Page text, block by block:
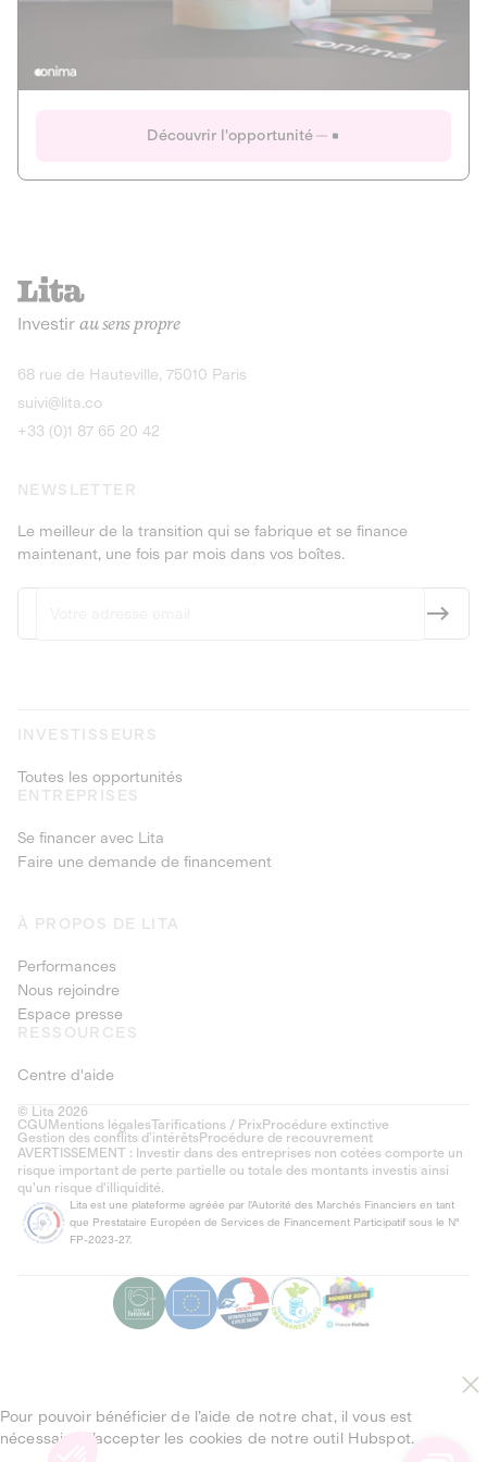
IR 50% JEIR
Découvrir l'opportunité
Ouverture imminente
Onima
CAPITAL INVESTISSEMENT MIEUX MANGER
AGRICULTURE ET ALIMENTATION
Actions
Gain potentiel
Découvrir l'opportunité
Investir au sens propre
68 rue de Hauteville, 75010 Paris
suivi@lita.co
+33 (0)1 87 65 20 42
NEWSLETTER
Le meilleur de la transition qui se fabrique et se finance
maintenant, une fois par mois dans vos boîtes.
INVESTISSEURS
Toutes les opportunités
ENTREPRISES
Se financer avec Lita
Faire une demande de financement
À PROPOS DE LITA
Performances
Nous rejoindre
Espace presse
RESSOURCES
Centre d'aide
© Lita 2026
CGU Mentions légalesTarifications / PrixProcédure extinctive
Gestion des conflits d’intérêtsProcédure de recouvrement
AVERTISSEMENT : Investir dans des entreprises non cotées comporte un
risque important de perte partielle ou totale des montants investis ainsi
qu'un risque d'illiquidité.
Lita est une plateforme agréée par l'Autorité des Marchés Financiers en tant
que Prestataire Européen de Services de Financement Participatif sous le N°
FP-2023-27.
Pour pouvoir bénéficier de l’aide de notre chat, il vous est
nécessaire d’accepter les cookies de notre outil Hubspot.